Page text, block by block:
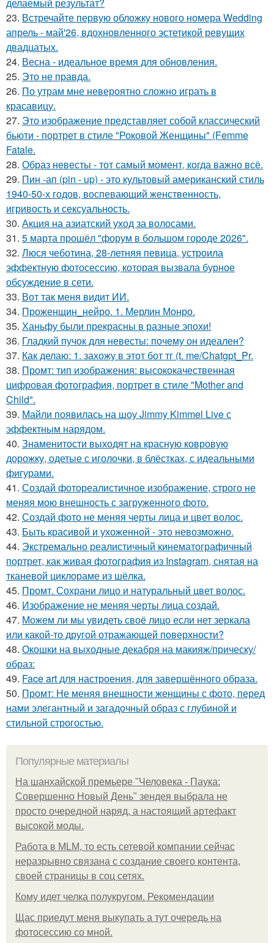
23. Встречайте первую обложку нового номера Wedding
апрель - май'26, вдохновленного эстетикой ревущих
двадцатых.
24. Весна - идеальное время для обновления.
25. Это не правда.
26. По утрам мне невероятно сложно играть в
красавицу.
27. Это изображение представляет собой классический
бьюти - портрет в стиле "Роковой Женщины" (Femme
Fatale.
28. Образ невесты - тот самый момент, когда важно всё.
29. Пин -ап (pin - up) - это культовый американский стиль
1940-50-х годов, воспевающий женственность,
игривость и сексуальность.
30. Акция на азиатский уход за волосами.
31. 5 марта прошёл "форум в большом городе 2026".
32. Люся чеботина, 28-летняя певица, устроила
эффектную фотосессию, которая вызвала бурное
обсуждение в сети.
33. Вот так меня видит ИИ.
34. Проженщин_нейро. 1. Мерлин Монро.
35. Ханьфу были прекрасны в разные эпохи!
36. Гладкий пучок для невесты: почему он идеален?
37. Как делаю: 1. захожу в этот бот тг (t. me/Chatgpt_Pr.
38. Промт: тип изображения: высококачественная
цифровая фотография, портрет в стиле "Mother and
Child".
39. Майли появилась на шоу Jimmy Kimmel Live с
эффектным нарядом.
40. Знаменитости выходят на красную ковровую
дорожку, одетые с иголочки, в блёстках, с идеальными
фигурами.
41. Создай фотореалистичное изображение, строго не
меняя мою внешность с загруженного фото.
42. Создай фото не меняя черты лица и цвет волос.
43. Быть красивой и ухоженной - это невозможно.
44. Экстремально реалистичный кинематографичный
портрет, как живая фотография из Instagram, снятая на
тканевой циклораме из шёлка.
45. Промт. Сохрани лицо и натуральный цвет волос.
46. Изображение не меняя черты лица создай.
47. Можем ли мы увидеть своё лицо если нет зеркала
или какой-то другой отражающей поверхности?
48. Окошки на выходные декабря на макияж/прическу/
образ:
49. Face art для настроения, для завершённого образа.
50. Промт: Не меняя внешности женщины с фото, перед
нами элегантный и загадочный образ с глубиной и
стильной строгостью.
Популярные материалы
На шанхайской премьере "Человека - Паука:
Совершенно Новый День" зендея выбрала не
просто очередной наряд, а настоящий артефакт
высокой моды.
Работа в MLM, то есть сетевой компании сейчас
неразрывно связана с создание своего контента,
своей страницы в соц сетях.
Кому идет челка полукругом. Рекомендации
Щас приедут меня выкупать а тут очередь на
фотосессию со мной.